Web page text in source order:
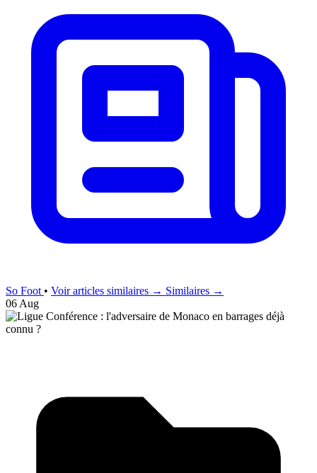
So Foot • Voir articles similaires → Similaires →
06 Aug